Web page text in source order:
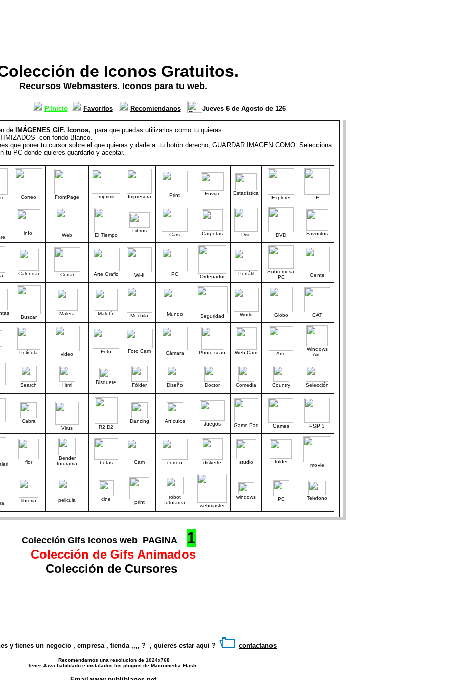
de Iconos Gratuitos.
Recursos Webmasters. Iconos para tu web.
P.Inicio Favoritos Recomiendanos Jueves 6 de Agosto de 126
de IMÁGENES GIF. Iconos, para que puedas utilizarlos como tu quieras.
con fondo Blanco.
que poner tu cursor sobre el que quieras y darle a tu botón derecho, GUARDAR IMAGEN COMO. Selecciona
tu PC donde quieres guardarlo y aceptar.
Correo FrontPage Imprimir Impresora Print Enviar
Estadística
Explorer
IE
info. Web El Tiempo
Libros
Cars Carpetas Disc DVD Favoritos
Calendar Cortar Arte Grafic Wi-fi PC Ordenador
Portátil
Sobremesa
PC
Gente
Buscar
Maleta Maletín Mochila Mundo Seguridad World Globo CAT
Película video Foto Foto Cam Cámara Photo scan Web-Cam Arte
Windows
Art.
Search Html Disquete Fólder Diseño Doctor Comedia Country Selección
Cabra
Virus
R2 D2
Dancing Artículos Juegos Game Pad Games PSP 3
flor
Bender
futurama
botas Cam correo diskette studio folder
movie
libreria pelicula cine
print
robot
futurama
webmaster
windows PC Telefono
Colección Gifs Iconos web PAGINA 1
Colección de Gifs Animados
Colección de Cursores
y tienes un negocio , empresa , tienda ,,,, ? , quieres estar aqui ? contactanos
Recomendamos una resolucion de 1024x768
Tener Java habilitado e instalados los plugins de Macromedia Flash .